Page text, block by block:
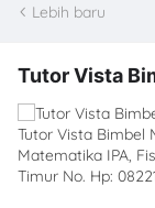
Lebih baru
Tutor Vista
Tutor Vista Bimbel
Matematika IPA,
Timur No. Hp: